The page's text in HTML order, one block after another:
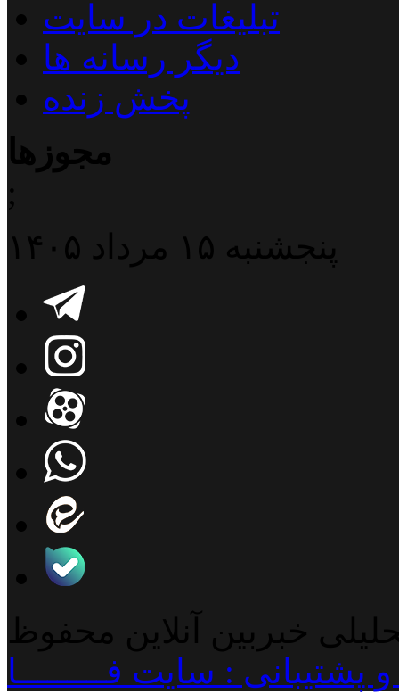
تبلیغات در سایت
دیگر رسانه ها
پخش زنده
مجوزها
;
پنجشنبه ۱۵ مرداد ۱۴۰۵
خبربین آنلاین محفوظ
: سایت فـــــــــا